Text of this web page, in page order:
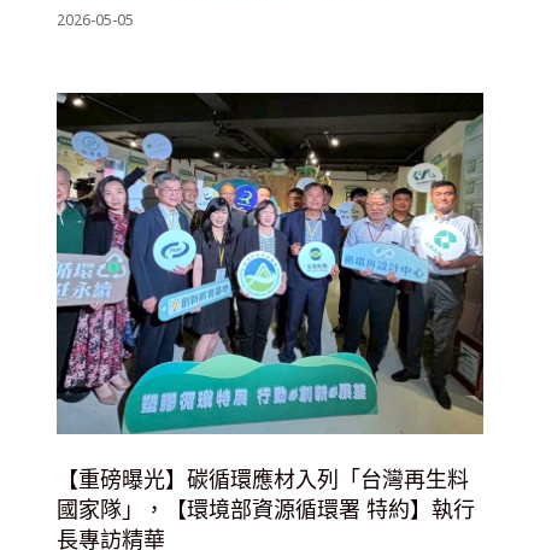
2026-05-05
【重磅曝光】碳循環應材入列「台灣再生料
國家隊」，【環境部資源循環署 特約】執行
長專訪精華